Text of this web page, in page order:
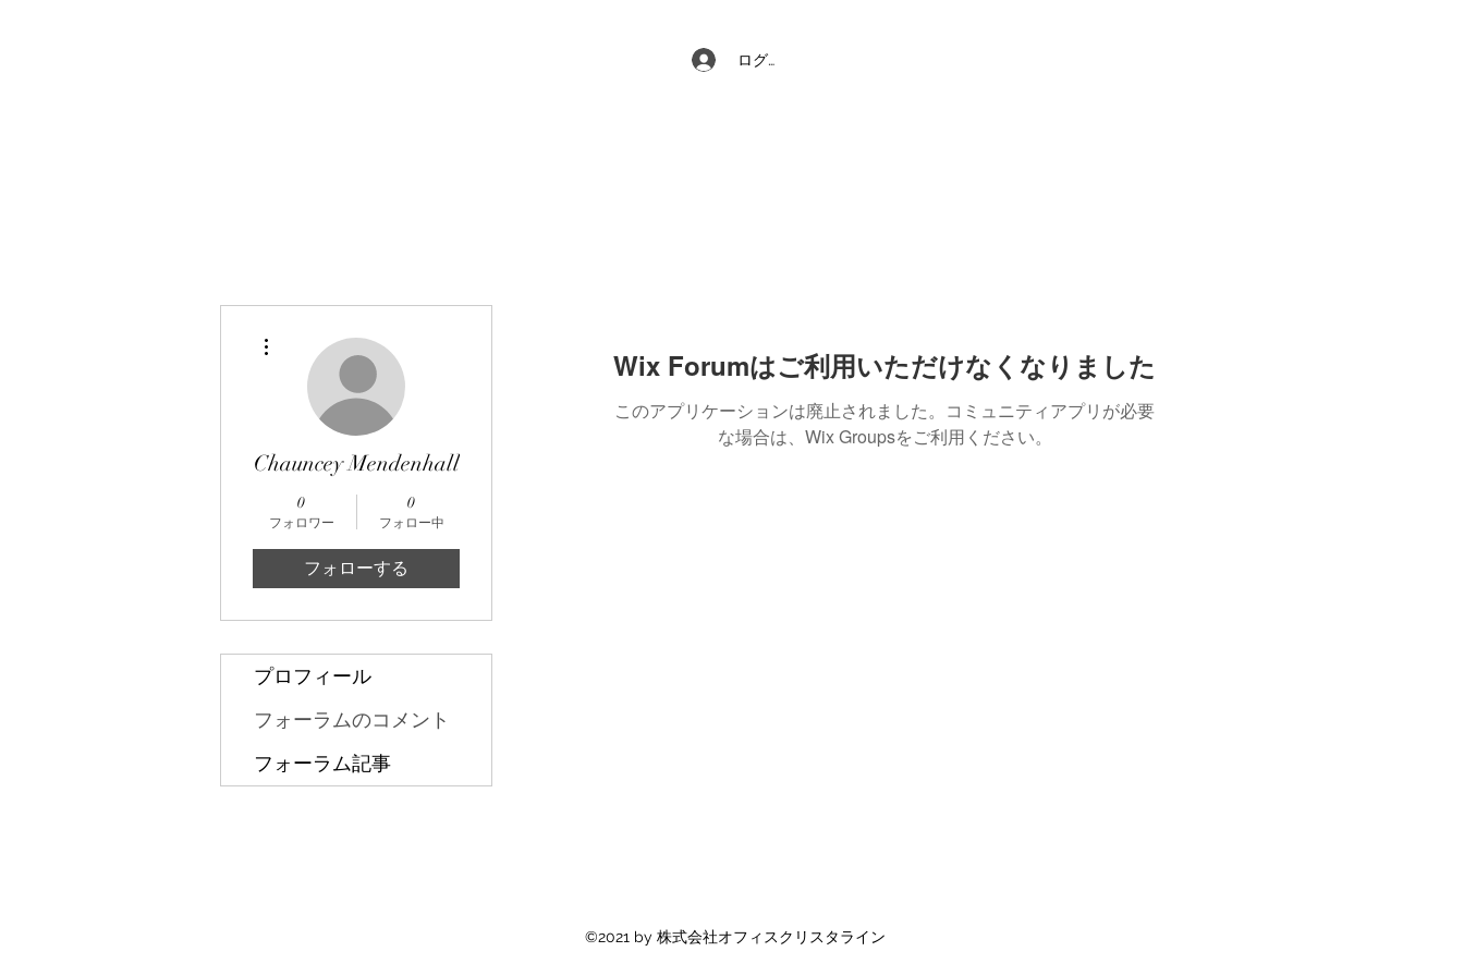
ログイン
Wix Forumはご利用いただけなくなりました
このアプリケーションは廃止されました。コミュニティアプリが必要
な場合は、Wix Groupsをご利用ください。
Chauncey Mendenhall
0
フォロワー
0
フォロー中
フォローする
プロフィール
フォーラムのコメント
フォーラム記事
©2021 by 株式会社オフィスクリスタライン